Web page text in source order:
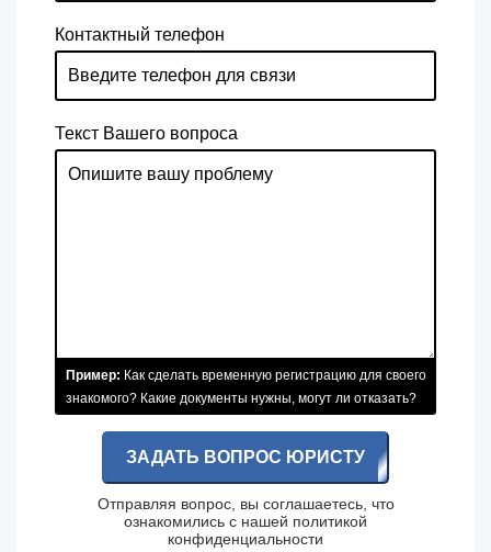
Контактный телефон
Текст Вашего вопроса
Пример: Как сделать временную регистрацию для своего
знакомого? Какие документы нужны, могут ли отказать?
ЗАДАТЬ ВОПРОС ЮРИСТУ
Отправляя вопрос, вы соглашаетесь, что
ознакомились с нашей политикой
конфиденциальности